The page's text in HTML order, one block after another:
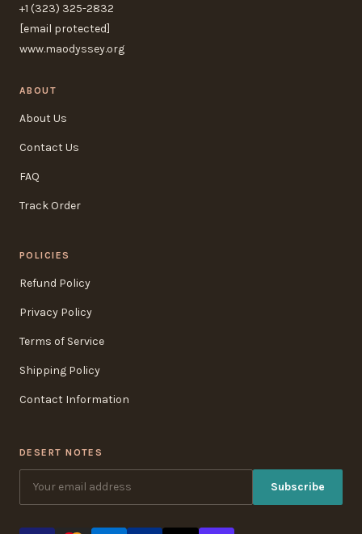
+1 (323) 325-2832
[email protected]
www.maodyssey.org
ABOUT
About Us
Contact Us
FAQ
Track Order
POLICIES
Refund Policy
Privacy Policy
Terms of Service
Shipping Policy
Contact Information
DESERT NOTES
Subscribe